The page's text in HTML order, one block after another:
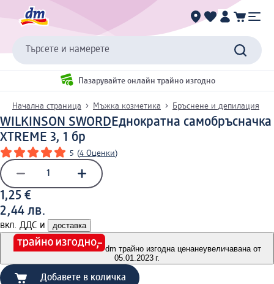
Търсете и намерете
Пазарувайте онлайн трайно изгодно
Начална страница Мъжка козметика Бръснене и депилация
WILKINSON SWORDЕднократна самобръсначка
XTREME 3, 1 бр
5 (4 Оценки)
1,25 €
2,44 лв.
вкл. ДДС и доставка
dm трайно изгодна ценанеувеличавана от
05.01.2023 г.
Добавете в количка